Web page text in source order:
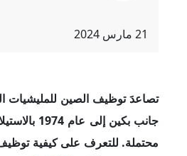
21 مارس 2024
تصاعدَ توظيف الصين للمليشيات
جانب
محتملة. للتعرف على كيفية توظيف